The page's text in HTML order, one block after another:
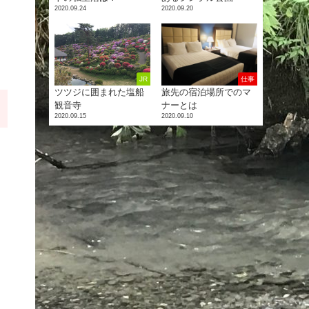
2020.09.24 2020.09.20
JR
ツツジに囲まれた塩船
観音寺
2020.09.15
仕事
旅先の宿泊場所でのマ
ナーとは
2020.09.10